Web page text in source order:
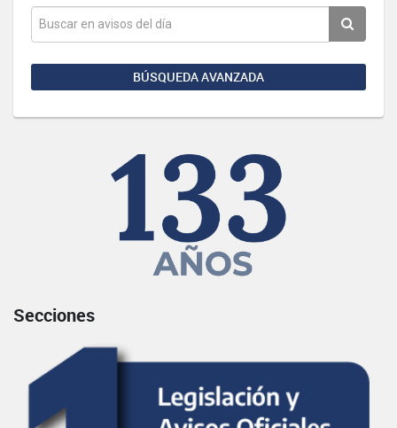
BÚSQUEDA AVANZADA
Secciones